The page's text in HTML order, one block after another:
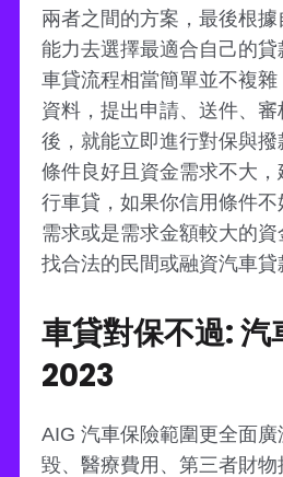
兩者之間的方案，最後根
能力去選擇最適合自己的
車貸流程相當簡單並不複雜
資料，提出申請、送件、
後，就能立即進行對保與撥
條件良好且資金需求不大
行車貸，如果你信用條件
需求或是需求金額較大的
找合法的民間或融資汽車貸
車貸對保不過: 汽
2023
AIG 汽車保險範圍更全面
毀、醫療費用、第三者財物